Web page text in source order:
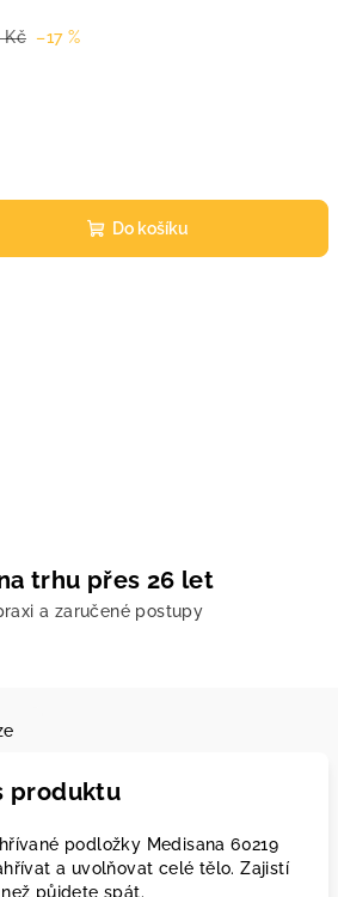
Kč –17 %
Do košíku
trhu přes 26 let
a zaručené postupy
produktu
podložky Medisana 60219
a uvolňovat celé tělo. Zajistí
půjdete spát.